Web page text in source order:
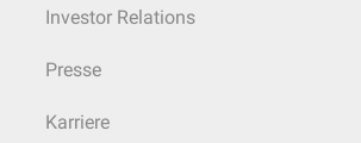
Investor Relations
Presse
Karriere